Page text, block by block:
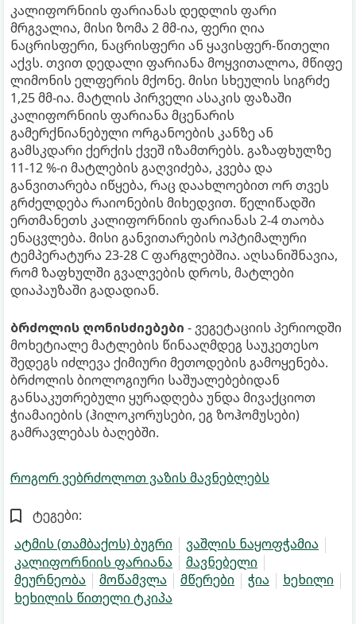
კალიფორნიის ფარიანას დედლის ფარი
მრგვალია, მისი ზომა 2 მმ-ია, ფერი ღია
ნაცრისფერი, ნაცრისფერი ან ყავისფერ-წითელი
აქვს. თვით დედალი ფარიანა მოყვითალოა, მწიფე
ლიმონის ელფერის მქონე. მისი სხეულის სიგრძე
1,25 მმ-ია. მატლის პირველი ასაკის ფაზაში
კალიფორნიის ფარიანა მცენარის
გამერქნიანებული ორგანოების კანზე ან
გამსკდარი ქერქის ქვეშ იზამთრებს. გაზაფხულზე
11-12 %-ი მატლების გაღვიძება, კვება და
განვითარება იწყება, რაც დაახლოებით ორ თვეს
გრძელდება რაიონების მიხედვით. წელიწადში
ერთმანეთს კალიფორნიის ფარიანას 2-4 თაობა
ენაცვლება. მისი განვითარების ოპტიმალური
ტემპერატურა 23-28 C ფარგლებშია. აღსანიშნავია,
რომ ზაფხულში გვალვების დროს, მატლები
დიაპაუზაში გადადიან.
ბრძოლის ღონისძიებები - ვეგეტაციის პერიოდში
მოხეტიალე მატლების წინააღმდეგ საუკეთესო
შედეგს იძლევა ქიმიური მეთოდების გამოყენება.
ბრძოლის ბიოლოგიური საშუალებებიდან
განსაკუთრებული ყურადღება უნდა მივაქციოთ
ჭიამაიების (ჰილოკორუსები, ეგ ზოჰომუსები)
გამრავლებას ბაღებში.
როგორ ვებრძოლოთ ვაზის მავნებლებს
ტეგები:
ატმის (თამბაქოს) ბუგრი
ვაშლის ნაყოფჭამია
კალიფორნიის ფარიანა
მავნებელი
მეურნეობა
მოწამვლა მწერები ჭია
ხეხილი
ხეხილის წითელი ტკიპა